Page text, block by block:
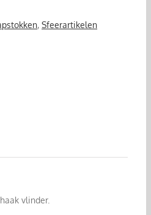
, Sfeerartikelen
vlinder.